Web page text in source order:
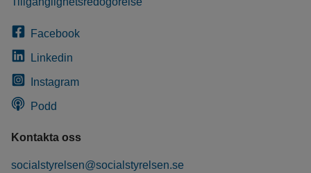
Facebook
Linkedin
Instagram
Podd
Kontakta oss
socialstyrelsen@socialstyrelsen.se